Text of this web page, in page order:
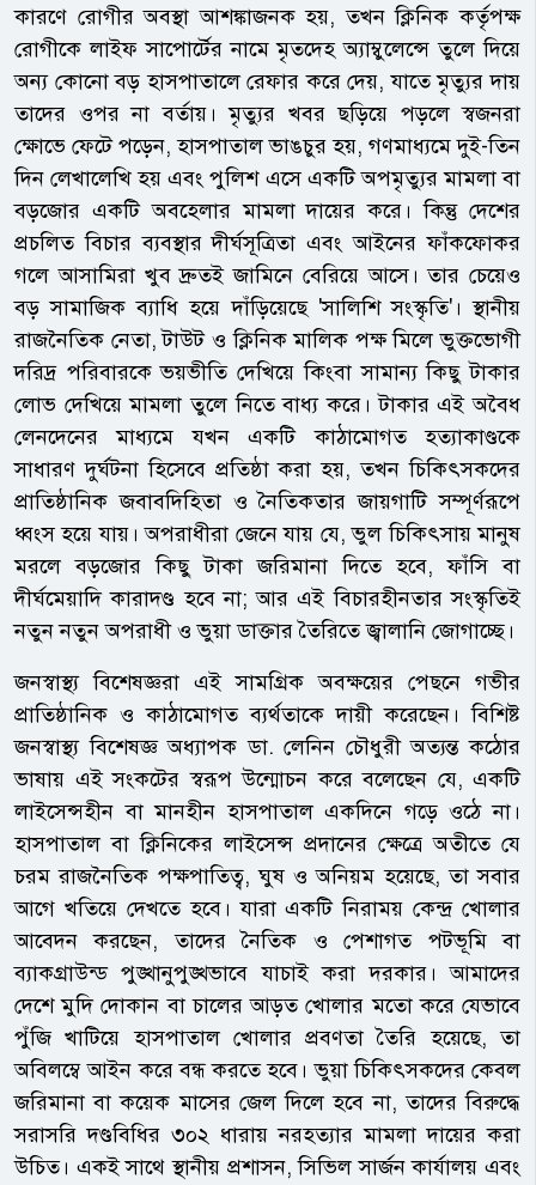
কারণে রোগীর অবস্থা আশঙ্কাজনক হয়, তখন ক্লিনিক কর্তৃপক্ষ
রোগীকে লাইফ সাপোর্টের নামে মৃতদেহ অ্যাম্বুলেন্সে তুলে দিয়ে
অন্য কোনো বড় হাসপাতালে রেফার করে দেয়, যাতে মৃত্যুর দায়
তাদের ওপর না বর্তায়। মৃত্যুর খবর ছড়িয়ে পড়লে স্বজনরা
ক্ষোভে ফেটে পড়েন, হাসপাতাল ভাঙচুর হয়, গণমাধ্যমে দুই-তিন
দিন লেখালেখি হয় এবং পুলিশ এসে একটি অপমৃত্যুর মামলা বা
বড়জোর একটি অবহেলার মামলা দায়ের করে। কিন্তু দেশের
প্রচলিত বিচার ব্যবস্থার দীর্ঘসূত্রিতা এবং আইনের ফাঁকফোকর
গলে আসামিরা খুব দ্রুতই জামিনে বেরিয়ে আসে। তার চেয়েও
বড় সামাজিক ব্যাধি হয়ে দাঁড়িয়েছে 'সালিশি সংস্কৃতি'। স্থানীয়
রাজনৈতিক নেতা, টাউট ও ক্লিনিক মালিক পক্ষ মিলে ভুক্তভোগী
দরিদ্র পরিবারকে ভয়ভীতি দেখিয়ে কিংবা সামান্য কিছু টাকার
লোভ দেখিয়ে মামলা তুলে নিতে বাধ্য করে। টাকার এই অবৈধ
লেনদেনের মাধ্যমে যখন একটি কাঠামোগত হত্যাকাণ্ডকে
সাধারণ দুর্ঘটনা হিসেবে প্রতিষ্ঠা করা হয়, তখন চিকিৎসকদের
প্রাতিষ্ঠানিক জবাবদিহিতা ও নৈতিকতার জায়গাটি সম্পূর্ণরূপে
ধ্বংস হয়ে যায়। অপরাধীরা জেনে যায় যে, ভুল চিকিৎসায় মানুষ
মরলে বড়জোর কিছু টাকা জরিমানা দিতে হবে, ফাঁসি বা
দীর্ঘমেয়াদি কারাদণ্ড হবে না; আর এই বিচারহীনতার সংস্কৃতিই
নতুন নতুন অপরাধী ও ভুয়া ডাক্তার তৈরিতে জ্বালানি জোগাচ্ছে।
জনস্বাস্থ্য বিশেষজ্ঞরা এই সামগ্রিক অবক্ষয়ের পেছনে গভীর
প্রাতিষ্ঠানিক ও কাঠামোগত ব্যর্থতাকে দায়ী করেছেন। বিশিষ্ট
জনস্বাস্থ্য বিশেষজ্ঞ অধ্যাপক ডা. লেনিন চৌধুরী অত্যন্ত কঠোর
ভাষায় এই সংকটের স্বরূপ উন্মোচন করে বলেছেন যে, একটি
লাইসেন্সহীন বা মানহীন হাসপাতাল একদিনে গড়ে ওঠে না।
হাসপাতাল বা ক্লিনিকের লাইসেন্স প্রদানের ক্ষেত্রে অতীতে যে
চরম রাজনৈতিক পক্ষপাতিত্ব, ঘুষ ও অনিয়ম হয়েছে, তা সবার
আগে খতিয়ে দেখতে হবে। যারা একটি নিরাময় কেন্দ্র খোলার
আবেদন করছেন, তাদের নৈতিক ও পেশাগত পটভূমি বা
ব্যাকগ্রাউন্ড পুঙ্খানুপুঙ্খভাবে যাচাই করা দরকার। আমাদের
দেশে মুদি দোকান বা চালের আড়ত খোলার মতো করে যেভাবে
পুঁজি খাটিয়ে হাসপাতাল খোলার প্রবণতা তৈরি হয়েছে, তা
অবিলম্বে আইন করে বন্ধ করতে হবে। ভুয়া চিকিৎসকদের কেবল
জরিমানা বা কয়েক মাসের জেল দিলে হবে না, তাদের বিরুদ্ধে
সরাসরি দণ্ডবিধির ৩০২ ধারায় নরহত্যার মামলা দায়ের করা
উচিত। একই সাথে স্থানীয় প্রশাসন, সিভিল সার্জন কার্যালয় এবং